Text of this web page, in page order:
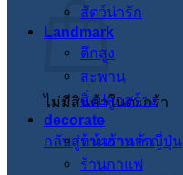
ไม่มีสินค้าในตะกร้า
กลับสู่หน้าร้านค้า
สัตว์น่ารัก
Landmark
ตึกสูง
สะพาน
สิ่งปลูกสร้าง
decorate
ร้านอาหารญี่ปุ่น
ร้านกาแฟ